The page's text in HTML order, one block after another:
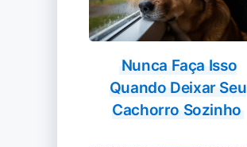
Nunca Faça Isso
Quando Deixar Seu
Cachorro Sozinho